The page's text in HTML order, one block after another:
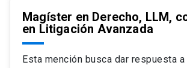
Magíster en Derecho, LLM,
en Litigación Avanzada
Esta mención busca dar respuesta a